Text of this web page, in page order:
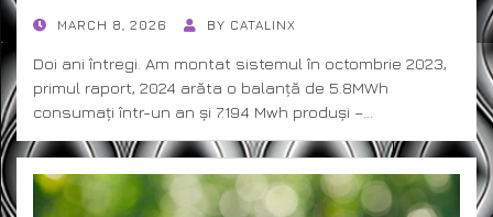
POSTEDMARCH 8, 2026 BY CATALINX
Doi ani întregi. Am montat sistemul în octombrie 2023,
primul raport, 2024 arăta o balanță de 5.8MWh
consumați într-un an și 7.194 Mwh produși –…